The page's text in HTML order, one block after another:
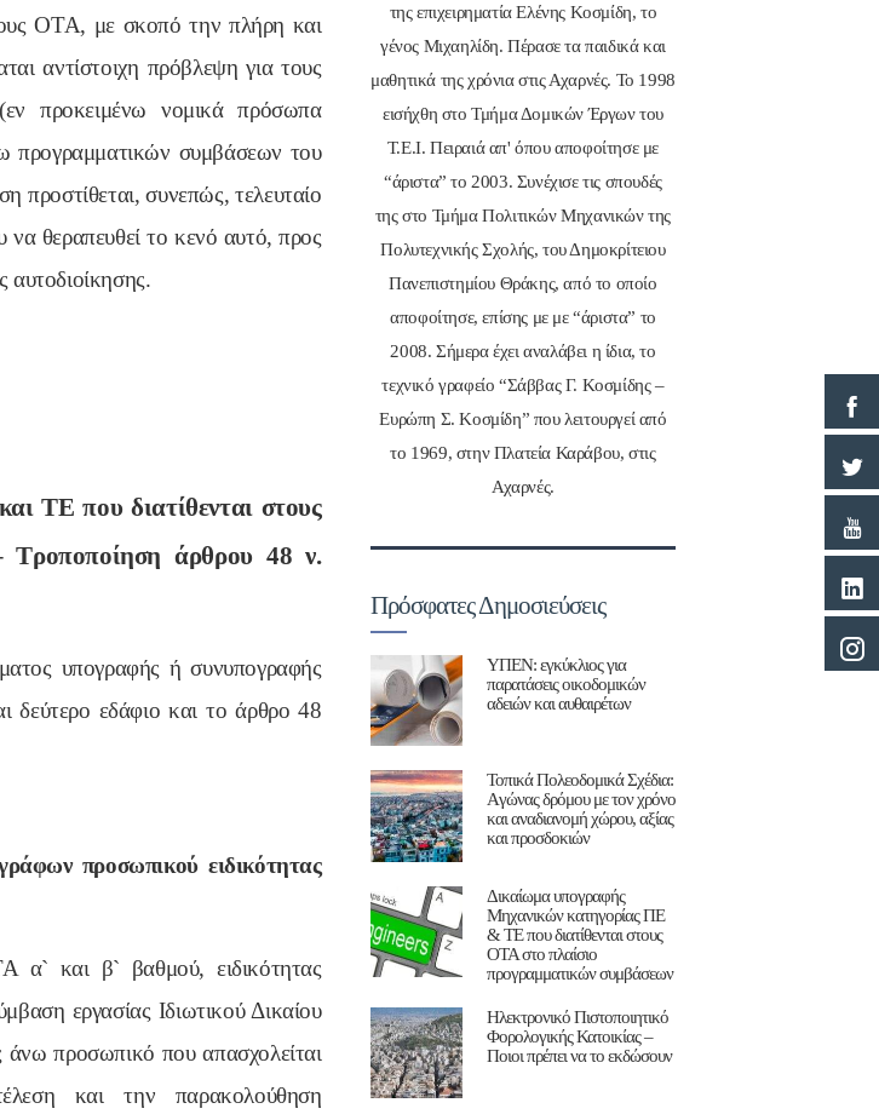
ΟΤΑ, με σκοπό την πλήρη και
αντίστοιχη πρόβλεψη για τους
προκειμένω νομικά πρόσωπα
προγραμματικών συμβάσεων του
συνεπώς, τελευταίο
θεραπευθεί το κενό αυτό, προς
ΤΕ που διατίθενται στους
Τροποποίηση άρθρου 48 ν.
υπογραφής ή συνυπογραφής
δεύτερο εδάφιο και το άρθρο 48
προσωπικού ειδικότητας
και β` βαθμού, ειδικότητας
εργασίας Ιδιωτικού Δικαίου
προσωπικό που απασχολείται
και την παρακολούθηση
της επιχειρηματία Ελένης Κοσμίδη, το
γένος Μιχαηλίδη. Πέρασε τα παιδικά και
μαθητικά της χρόνια στις Αχαρνές. Το 1998
εισήχθη στο Τμήμα Δομικών Έργων του
Τ.Ε.Ι. Πειραιά απ' όπου αποφοίτησε με
“άριστα” το 2003. Συνέχισε τις σπουδές
της στο Τμήμα Πολιτικών Μηχανικών της
Πολυτεχνικής Σχολής, του Δημοκρίτειου
Πανεπιστημίου Θράκης, από το οποίο
αποφοίτησε, επίσης με με “άριστα” το
2008. Σήμερα έχει αναλάβει η ίδια, το
τεχνικό γραφείο “Σάββας Γ. Κοσμίδης –
Ευρώπη Σ. Κοσμίδη” που λειτουργεί από
το 1969, στην Πλατεία Καράβου, στις
Αχαρνές.
Πρόσφατες Δημοσιεύσεις
ΥΠΕΝ: εγκύκλιος για
παρατάσεις οικοδομικών
αδειών και αυθαιρέτων
Τοπικά Πολεοδομικά Σχέδια:
Aγώνας δρόμου με τον χρόνο
και αναδιανομή χώρου, αξίας
και προσδοκιών
Δικαίωμα υπογραφής
Μηχανικών κατηγορίας ΠΕ
& ΤΕ που διατίθενται στους
ΟΤΑ στο πλαίσιο
προγραμματικών συμβάσεων
Ηλεκτρονικό Πιστοποιητικό
Φορολογικής Κατοικίας –
Ποιοι πρέπει να το εκδώσουν